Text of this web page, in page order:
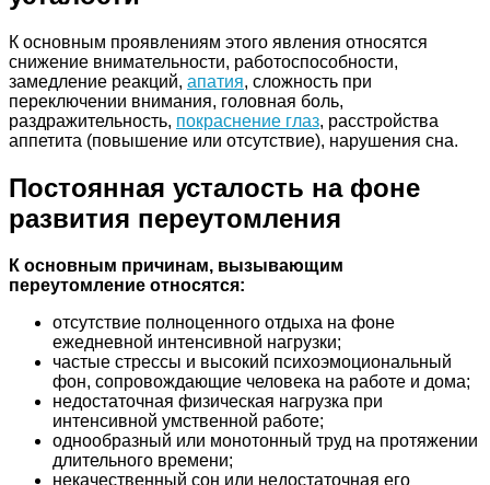
К основным проявлениям этого явления относятся
снижение внимательности, работоспособности,
замедление реакций, апатия, сложность при
переключении внимания, головная боль,
раздражительность, покраснение глаз, расстройства
аппетита (повышение или отсутствие), нарушения сна.
Постоянная усталость на фоне
развития переутомления
К основным причинам, вызывающим
переутомление относятся:
отсутствие полноценного отдыха на фоне
ежедневной интенсивной нагрузки;
частые стрессы и высокий психоэмоциональный
фон, сопровождающие человека на работе и дома;
недостаточная физическая нагрузка при
интенсивной умственной работе;
однообразный или монотонный труд на протяжении
длительного времени;
некачественный сон или недостаточная его